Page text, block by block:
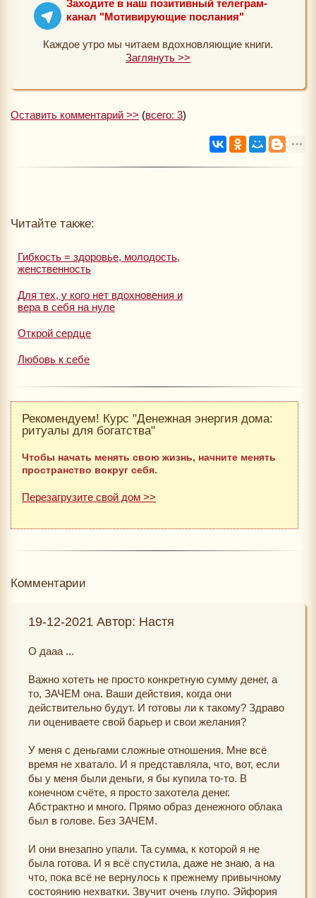
Заходите в наш позитивный телеграм-
канал "Мотивирующие послания"
Каждое утро мы читаем вдохновляющие книги.
Заглянуть >>
Оставить комментарий >> (всего: 3)
Читайте также:
Гибкость = здоровье, молодость,
женственность
Для тех, у кого нет вдохновения и
вера в себя на нуле
Открой сердце
Любовь к себе
Рекомендуем! Курс "Денежная энергия дома:
ритуалы для богатства"
Чтобы начать менять свою жизнь, начните менять
пространство вокруг себя.
Перезагрузите свой дом >>
Комментарии
19-12-2021 Автор: Настя
О дааа ...
Важно хотеть не просто конкретную сумму денег, а
то, ЗАЧЕМ она. Ваши действия, когда они
действительно будут. И готовы ли к такому? Здраво
ли оцениваете свой барьер и свои желания?
У меня с деньгами сложные отношения. Мне всё
время не хватало. И я представляла, что, вот, если
бы у меня были деньги, я бы купила то-то. В
конечном счёте, я просто захотела денег.
Абстрактно и много. Прямо образ денежного облака
был в голове. Без ЗАЧЕМ.
И они внезапно упали. Та сумма, к которой я не
была готова. И я всё спустила, даже не знаю, а на
что, пока всё не вернулось к прежнему привычному
состоянию нехватки. Звучит очень глупо. Эйфория